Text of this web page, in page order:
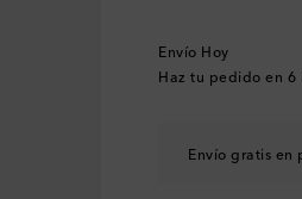
EU 41 Añadir a
Envío Hoy
Haz tu pedido en 6
Envío gratis en